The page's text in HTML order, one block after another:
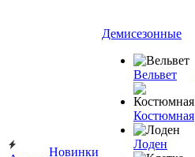
Новинки
Демисезонные
Вельвет
Костюмная
Лоден